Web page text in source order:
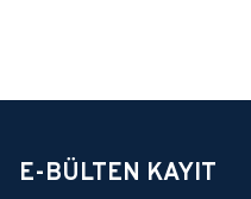
E-BÜLTEN KAYIT